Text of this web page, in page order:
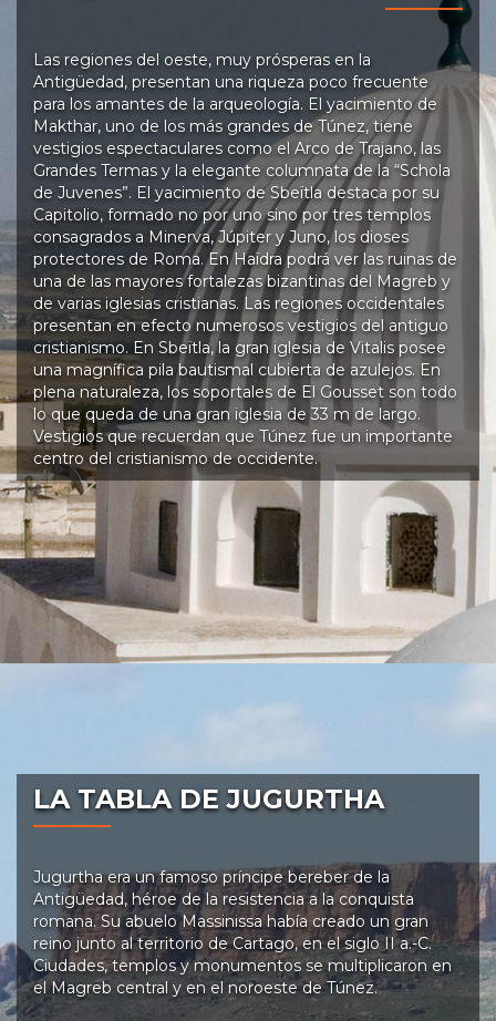
Las regiones del oeste, muy prósperas en la
Antigüedad, presentan una riqueza poco frecuente
para los amantes de la arqueología. El yacimiento de
Makthar, uno de los más grandes de Túnez, tiene
vestigios espectaculares como el Arco de Trajano, las
Grandes Termas y la elegante columnata de la “Schola
de Juvenes”. El yacimiento de Sbeïtla destaca por su
Capitolio, formado no por uno sino por tres templos
consagrados a Minerva, Júpiter y Juno, los dioses
protectores de Roma. En Haïdra podrá ver las ruinas de
una de las mayores fortalezas bizantinas del Magreb y
de varias iglesias cristianas. Las regiones occidentales
presentan en efecto numerosos vestigios del antiguo
cristianismo. En Sbeïtla, la gran iglesia de Vitalis posee
una magnífica pila bautismal cubierta de azulejos. En
plena naturaleza, los soportales de El Gousset son todo
lo que queda de una gran iglesia de 33 m de largo.
Vestigios que recuerdan que Túnez fue un importante
centro del cristianismo de occidente.
LA TABLA DE JUGURTHA
Jugurtha era un famoso príncipe bereber de la
Antigüedad, héroe de la resistencia a la conquista
romana. Su abuelo Massinissa había creado un gran
reino junto al territorio de Cartago, en el siglo II a.-C.
Ciudades, templos y monumentos se multiplicaron en
el Magreb central y en el noroeste de Túnez.